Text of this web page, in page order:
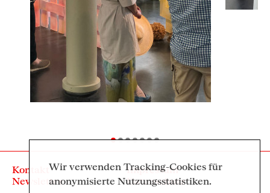
Wir verwenden Tracking-Cookies für
anonymisierte Nutzungsstatistiken.
Kontakt
Impressum
Newsletter
Datenschutz